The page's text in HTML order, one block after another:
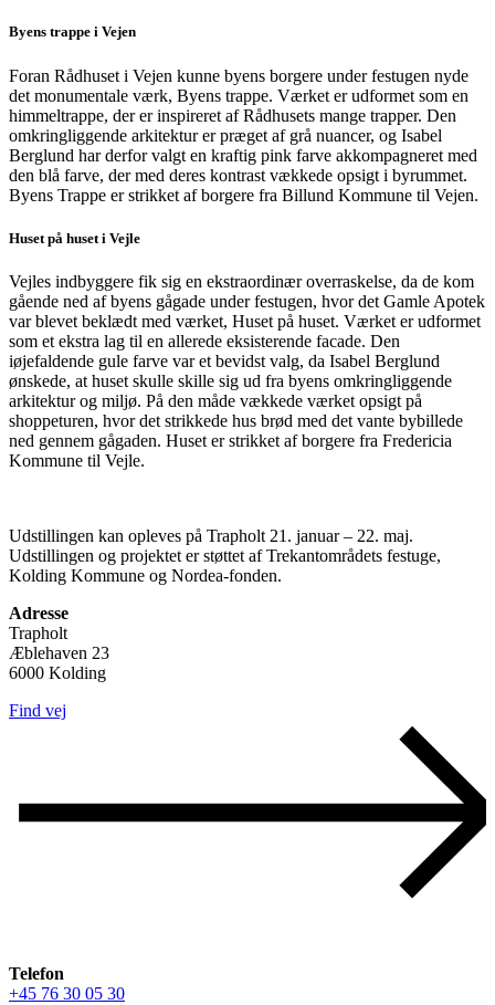
Byens trappe i Vejen
Foran Rådhuset i Vejen kunne byens borgere under festugen nyde
det monumentale værk, Byens trappe. Værket er udformet som en
himmeltrappe, der er inspireret af Rådhusets mange trapper. Den
omkringliggende arkitektur er præget af grå nuancer, og Isabel
Berglund har derfor valgt en kraftig pink farve akkompagneret med
den blå farve, der med deres kontrast vækkede opsigt i byrummet.
Byens Trappe er strikket af borgere fra Billund Kommune til Vejen.
Huset på huset i Vejle
Vejles indbyggere fik sig en ekstraordinær overraskelse, da de kom
gående ned af byens gågade under festugen, hvor det Gamle Apotek
var blevet beklædt med værket, Huset på huset. Værket er udformet
som et ekstra lag til en allerede eksisterende facade. Den
iøjefaldende gule farve var et bevidst valg, da Isabel Berglund
ønskede, at huset skulle skille sig ud fra byens omkringliggende
arkitektur og miljø. På den måde vækkede værket opsigt på
shoppeturen, hvor det strikkede hus brød med det vante bybillede
ned gennem gågaden. Huset er strikket af borgere fra Fredericia
Kommune til Vejle.
Udstillingen kan opleves på Trapholt 21. januar – 22. maj.
Udstillingen og projektet er støttet af Trekantområdets festuge,
Kolding Kommune og Nordea-fonden.
Adresse
Trapholt
Æblehaven 23
6000 Kolding
Find vej
Telefon
+45 76 30 05 30